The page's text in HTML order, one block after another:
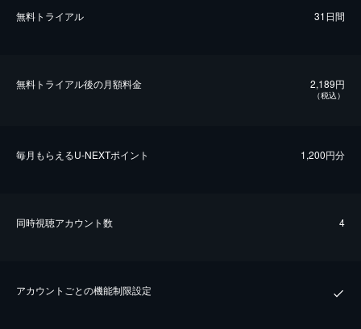
無料トライアル 31日間
無料トライアル後の⽉額料金 2,189円
（税込）
毎⽉もらえるU-NEXTポイント 1,200円分
同時視聴アカウント数 4
アカウントごとの機能制限設定